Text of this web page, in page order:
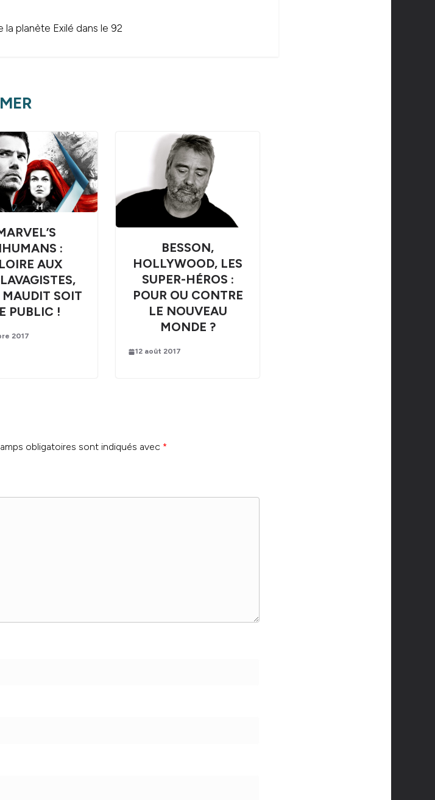
la planète Exilé dans le 92
:
AUX
MAUDIT SOIT
PUBLIC !
2017
BESSON,
HOLLYWOOD, LES
SUPER-HÉROS :
POUR OU CONTRE
LE NOUVEAU
MONDE ?
12 août 2017
obligatoires sont indiqués avec *